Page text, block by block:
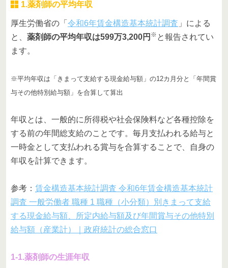
1.薬剤師の平均年収
厚生労働省の「 令和6年賃金構造基本統計調査 」による
と、 薬剤師の平均年収は599万3,200円 ※ と報告されてい
ます。
※平均年収は「きまって支給する現金給与額」の12カ月分と「年間賞
与その他特別給与額」を合算して算出
年収とは、一般的に所得税や社会保険料など各種控除を
する前の年間総支給のことです。毎月支払われる給与と
一時金として支払われる賞与を合算することで、自身の
年収を計算できます。
参考： 賃金構造基本統計調査 令和6年賃金構造基本統計
調査 一般労働者 職種 1 職種（小分類）別きまって支給
する現金給与額、所定内給与額及び年間賞与その他特別
給与額（産業計）｜政府統計の総合窓口
1-1.薬剤師の生涯年収